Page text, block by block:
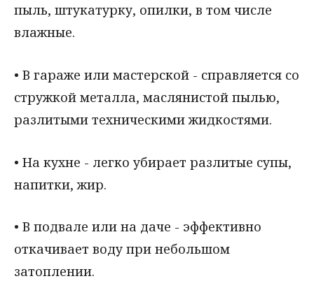
пыль, штукатурку, опилки, в том числе
влажные.
• В гараже или мастерской - справляется со
стружкой металла, маслянистой пылью,
разлитыми техническими жидкостями.
• На кухне - легко убирает разлитые супы,
напитки, жир.
• В подвале или на даче - эффективно
откачивает воду при небольшом
затоплении.